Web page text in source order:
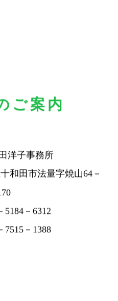
ご案内
洋子事務所
和田市法量字焼山64－
5184－6312
7515－1388